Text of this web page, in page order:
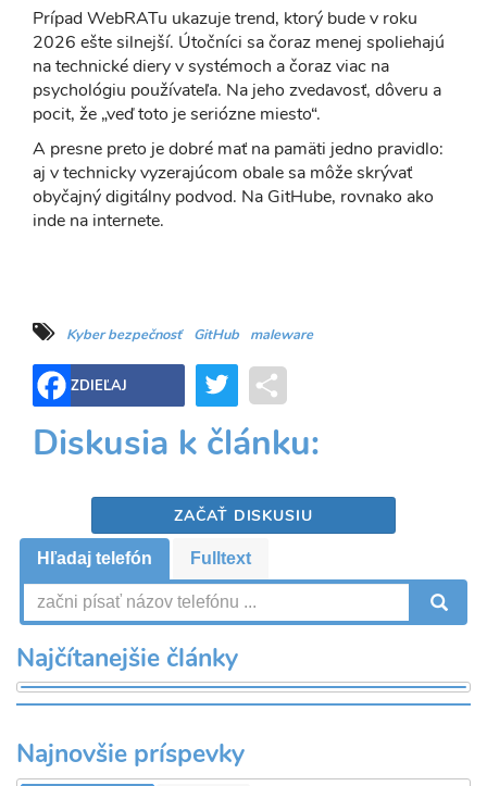
Prípad WebRATu ukazuje trend, ktorý bude v roku
2026 ešte silnejší. Útočníci sa čoraz menej spoliehajú
na technické diery v systémoch a čoraz viac na
psychológiu používateľa. Na jeho zvedavosť, dôveru a
pocit, že „veď toto je seriózne miesto“.
A presne preto je dobré mať na pamäti jedno pravidlo:
aj v technicky vyzerajúcom obale sa môže skrývať
obyčajný digitálny podvod. Na GitHube, rovnako ako
inde na internete.
Kyber bezpečnosť GitHub maleware
ZDIEĽAJ Twitter
Diskusia k článku:
ZAČAŤ DISKUSIU
Hľadaj telefón Fulltext
Najčítanejšie články
Najnovšie príspevky